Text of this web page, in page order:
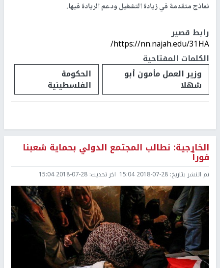
نماذج متقدمة في زيادة التشغيل ودعم الريادة فيها.
رابط قصير
https://nn.najah.edu/31HA/
الكلمات المفتاحية
وزير العمل مأمون أبو
شهلا
الحكومة
الفلسطينية
الخارجية: نطالب المجتمع الدولي بحماية شعبنا
فوراً
تم النشر بتاريخ: 2018-07-28 15:04 اخر تحديث: 2018-07-28 15:04